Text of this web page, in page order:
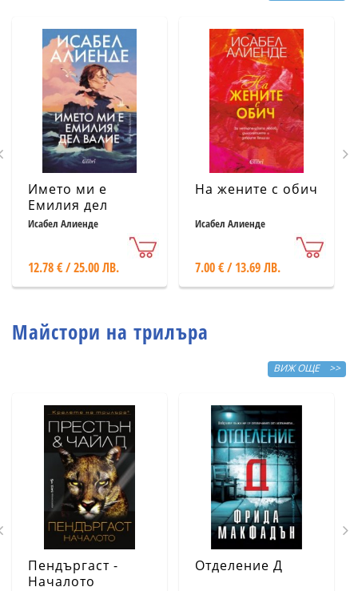
Името ми е
Емилия дел
Валие
Исабел Алиенде
12.78 € / 25.00 ЛВ.
На жените с обич
Исабел Алиенде
7.00 € / 13.69 ЛВ.
Майстори на трилъра
ВИЖ ОЩЕ >>
Пендъргаст -
Началото
Отделение Д